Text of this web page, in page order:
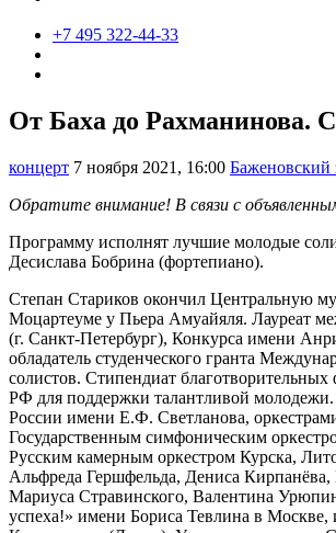
+7 495 322-44-33
От Баха до Рахманинова.
концерт 7 ноября 2021, 16:00 Баженовский
Обратите внимание! В связи с
Программу исполнят лучшие молодые
Десислава Бобрина (фортепиано).
Степан Стариков окончил Центральную
Моцартеуме у Пьера Амуайяля. Лауреат
(г. Санкт-Петербург), Конкурса имени
обладатель студенческого гранта
солистов. Стипендиат
РФ для поддержки талантливой молодежи.
России имени Е.Ф. Светланова,
Государственным симфоническим
Русским камерным оркестром Курска,
Альфреда Гершфельда, Дениса
Мариуса Стравинского, Валентина
успеха!» имени Бориса Тевлина в